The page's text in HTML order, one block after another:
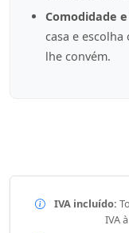
Comodidade
casa e
lhe convém.
IVA incluído:
IVA